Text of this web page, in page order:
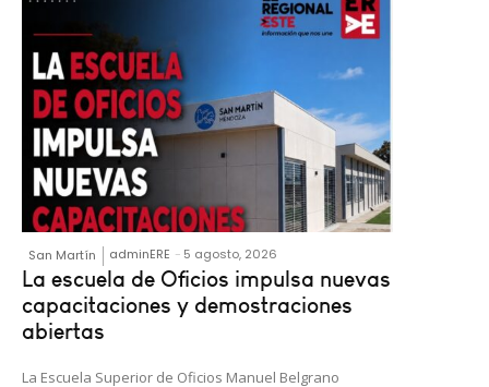
San Martín adminERE - 5 agosto, 2026
La escuela de Oficios impulsa nuevas
capacitaciones y demostraciones
abiertas
La Escuela Superior de Oficios Manuel Belgrano